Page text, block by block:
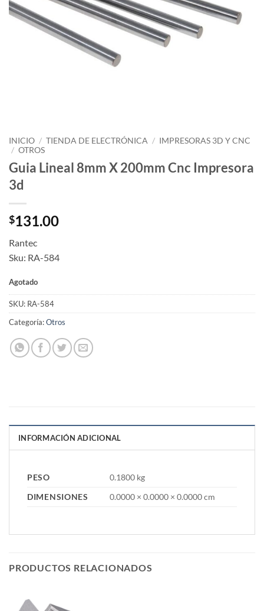
INICIO / TIENDA DE ELECTRÓNICA / IMPRESORAS 3D Y CNC
/ OTROS
Guia Lineal 8mm X 200mm Cnc Impresora
3d
$131.00
Rantec
Sku: RA-584
Agotado
SKU: RA-584
Categoría:Otros
INFORMACIÓN ADICIONAL
PESO
0.1800 kg
DIMENSIONES
0.0000 × 0.0000 × 0.0000 cm
PRODUCTOS RELACIONADOS